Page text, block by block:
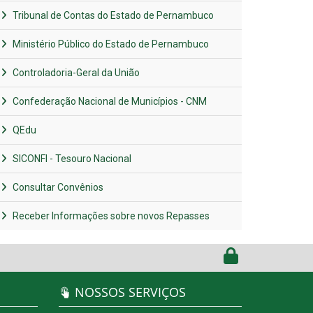
Tribunal de Contas do Estado de Pernambuco
Ministério Público do Estado de Pernambuco
Controladoria-Geral da União
Confederação Nacional de Municípios - CNM
QEdu
SICONFI - Tesouro Nacional
Consultar Convênios
Receber Informações sobre novos Repasses
NOSSOS SERVIÇOS